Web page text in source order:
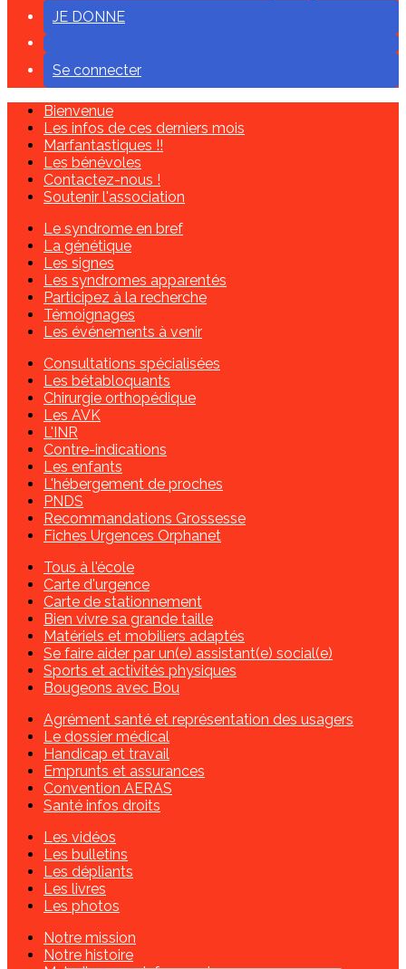
JE DONNE
Se connecter
Bienvenue
Les infos de ces derniers mois
Marfantastiques !!
Les bénévoles
Contactez-nous !
Soutenir l'association
Le syndrome en bref
La génétique
Les signes
Les syndromes apparentés
Participez à la recherche
Témoignages
Les événements à venir
Consultations spécialisées
Les bétabloquants
Chirurgie orthopédique
Les AVK
L'INR
Contre-indications
Les enfants
L'hébergement de proches
PNDS
Recommandations Grossesse
Fiches Urgences Orphanet
Tous à l'école
Carte d'urgence
Carte de stationnement
Bien vivre sa grande taille
Matériels et mobiliers adaptés
Se faire aider par un(e) assistant(e) social(e)
Sports et activités physiques
Bougeons avec Bou
Agrément santé et représentation des usagers
Le dossier médical
Handicap et travail
Emprunts et assurances
Convention AERAS
Santé infos droits
Les vidéos
Les bulletins
Les dépliants
Les livres
Les photos
Notre mission
Notre histoire